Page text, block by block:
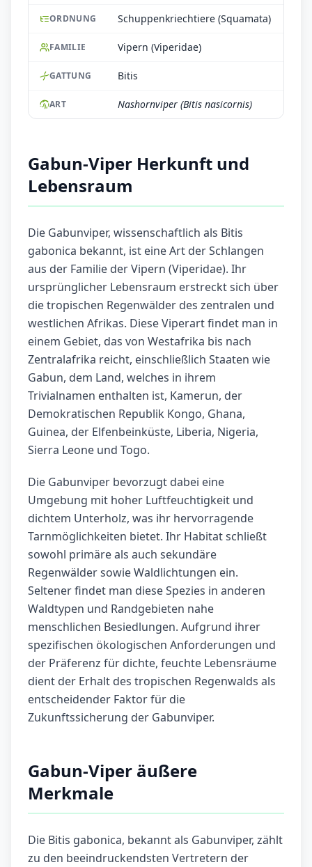
ORDNUNG Schuppenkriechtiere (Squamata)
FAMILIE Vipern (Viperidae)
GATTUNG Bitis
ART Nashornviper (Bitis nasicornis)
Gabun-Viper Herkunft und
Lebensraum
Die Gabunviper, wissenschaftlich als Bitis
gabonica bekannt, ist eine Art der Schlangen
aus der Familie der Vipern (Viperidae). Ihr
ursprünglicher Lebensraum erstreckt sich über
die tropischen Regenwälder des zentralen und
westlichen Afrikas. Diese Viperart findet man in
einem Gebiet, das von Westafrika bis nach
Zentralafrika reicht, einschließlich Staaten wie
Gabun, dem Land, welches in ihrem
Trivialnamen enthalten ist, Kamerun, der
Demokratischen Republik Kongo, Ghana,
Guinea, der Elfenbeinküste, Liberia, Nigeria,
Sierra Leone und Togo.
Die Gabunviper bevorzugt dabei eine
Umgebung mit hoher Luftfeuchtigkeit und
dichtem Unterholz, was ihr hervorragende
Tarnmöglichkeiten bietet. Ihr Habitat schließt
sowohl primäre als auch sekundäre
Regenwälder sowie Waldlichtungen ein.
Seltener findet man diese Spezies in anderen
Waldtypen und Randgebieten nahe
menschlichen Besiedlungen. Aufgrund ihrer
spezifischen ökologischen Anforderungen und
der Präferenz für dichte, feuchte Lebensräume
dient der Erhalt des tropischen Regenwalds als
entscheidender Faktor für die
Zukunftssicherung der Gabunviper.
Gabun-Viper äußere
Merkmale
Die Bitis gabonica, bekannt als Gabunviper, zählt
zu den beeindruckendsten Vertretern der